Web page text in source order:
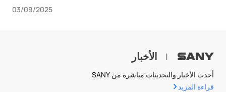
03/09/2025
| الأخبار
أحدث الأخبار والتحديثات مباشرة من SANY
قراءة المزيد